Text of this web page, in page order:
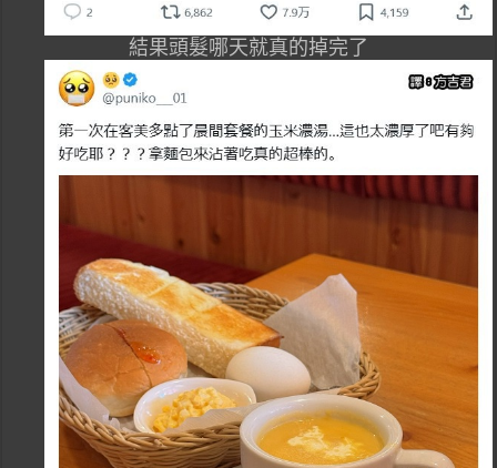
結果頭髮哪天就真的掉完了